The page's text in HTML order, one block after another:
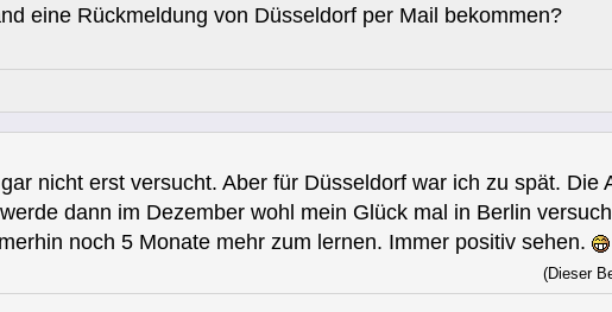
eine Rückmeldung von Düsseldorf per Mail bekommen?
nicht erst versucht. Aber für Düsseldorf war ich zu spät. Die
dann im Dezember wohl mein Glück mal in Berlin
noch 5 Monate mehr zum lernen. Immer positiv sehen.
(Dieser